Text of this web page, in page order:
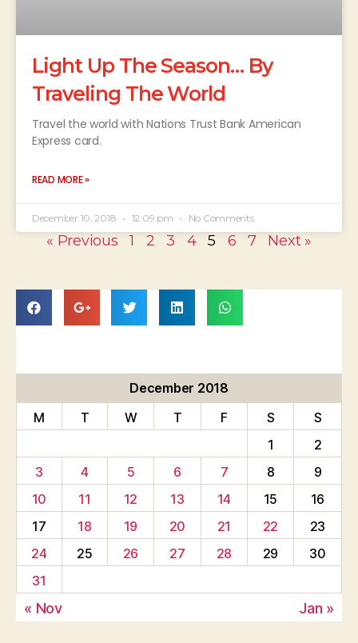
Light Up The Season… By
Traveling The World
Travel the world with Nations Trust Bank American
Express card.
READ MORE »
December 10, 2018 12:09 pm No Comments
« Previous 1 2 3 4 5 6 7 Next »
December 2018
M
T W T F S
S
1
2
3
4 5 6 7 8
9
10
11 12 13 14 15
16
17
18 19 20 21 22
23
24
25 26 27 28 29
30
31
« Nov Jan »